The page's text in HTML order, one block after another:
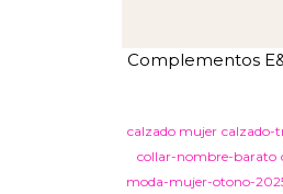
Complementos
calzado mujer calzado-
collar-nombre-barato
moda-mujer-otono-